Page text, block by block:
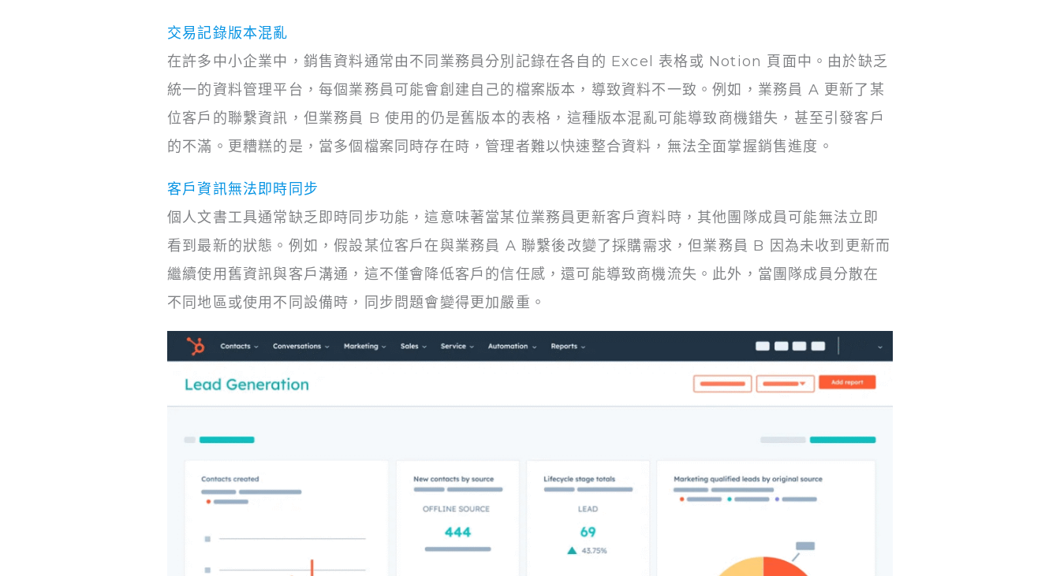
交易記錄版本混亂
在許多中小企業中，銷售資料通常由不同業務員分別記錄在各自的 Excel 表格或 Notion 頁面中。由於缺乏
統一的資料管理平台，每個業務員可能會創建自己的檔案版本，導致資料不一致。例如，業務員 A 更新了某
位客戶的聯繫資訊，但業務員 B 使用的仍是舊版本的表格，這種版本混亂可能導致商機錯失，甚至引發客戶
的不滿。更糟糕的是，當多個檔案同時存在時，管理者難以快速整合資料，無法全面掌握銷售進度。
客戶資訊無法即時同步
個人文書工具通常缺乏即時同步功能，這意味著當某位業務員更新客戶資料時，其他團隊成員可能無法立即
看到最新的狀態。例如，假設某位客戶在與業務員 A 聯繫後改變了採購需求，但業務員 B 因為未收到更新而
繼續使用舊資訊與客戶溝通，這不僅會降低客戶的信任感，還可能導致商機流失。此外，當團隊成員分散在
不同地區或使用不同設備時，同步問題會變得更加嚴重。